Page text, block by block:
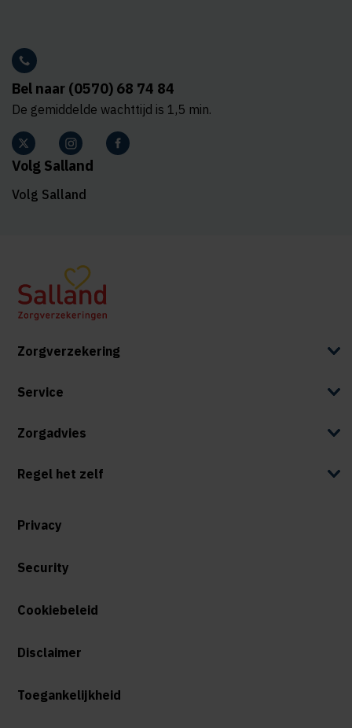
Bel naar (0570) 68 74 84
De gemiddelde wachttijd is 1,5 min.
Volg Salland
Volg Salland
Zorgverzekering
Service
Zorgadvies
Regel het zelf
Privacy
Security
Cookiebeleid
Disclaimer
Toegankelijkheid